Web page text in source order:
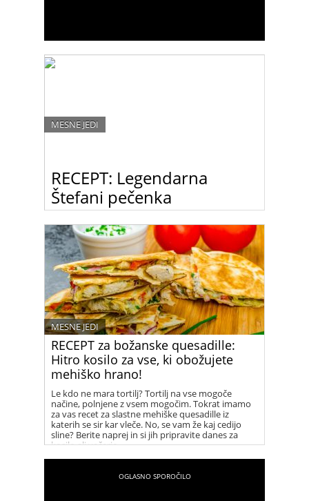
RECEPT: Legendarna
Štefani pečenka
MESNE JEDI
potrebuješ veliko energije.
RECEPT za božanske quesadille:
Hitro kosilo za vse, ki obožujete
mehiško hrano!
MESNE JEDI
Le kdo ne mara tortilj? Tortilj na vse mogoče
načine, polnjene z vsem mogočim. Tokrat imamo
za vas recet za slastne mehiške quesadille iz
katerih se sir kar vleče. No, se vam že kaj cedijo
sline? Berite naprej in si jih pripravite danes za
kosilo ali večerjo.